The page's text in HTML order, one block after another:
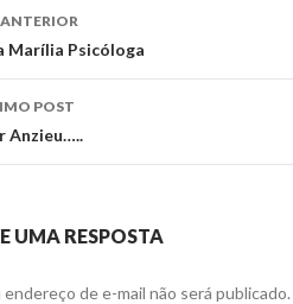
Marília Psicóloga
POST
Anzieu…..
UMA RESPOSTA
de e-mail não será publicado.